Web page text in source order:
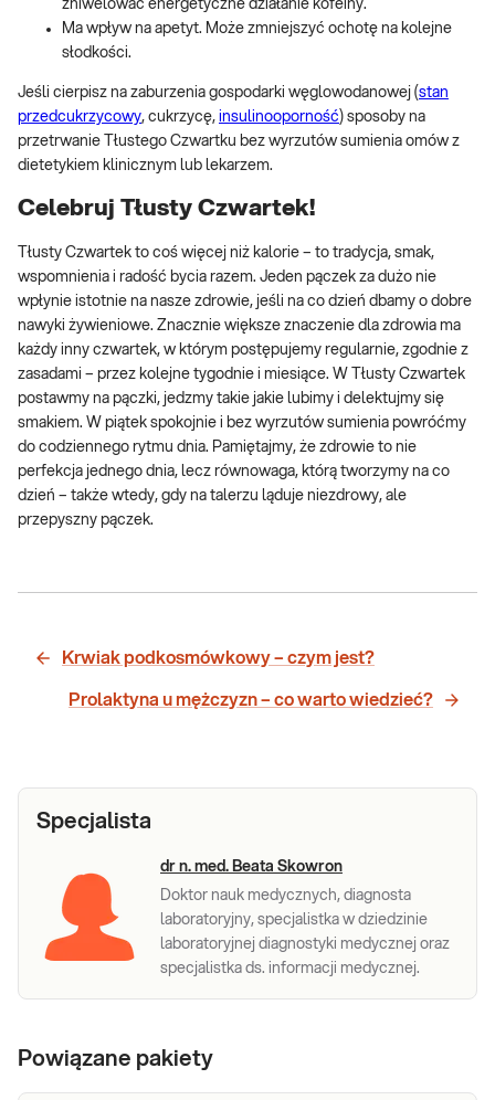
zniwelować energetyczne działanie kofeiny.
Ma wpływ na apetyt. Może zmniejszyć ochotę na kolejne
słodkości.
Jeśli cierpisz na zaburzenia gospodarki węglowodanowej (stan
przedcukrzycowy, cukrzycę, insulinooporność) sposoby na
przetrwanie Tłustego Czwartku bez wyrzutów sumienia omów z
dietetykiem klinicznym lub lekarzem.
Celebruj Tłusty Czwartek!
Tłusty Czwartek to coś więcej niż kalorie – to tradycja, smak,
wspomnienia i radość bycia razem. Jeden pączek za dużo nie
wpłynie istotnie na nasze zdrowie, jeśli na co dzień dbamy o dobre
nawyki żywieniowe. Znacznie większe znaczenie dla zdrowia ma
każdy inny czwartek, w którym postępujemy regularnie, zgodnie z
zasadami – przez kolejne tygodnie i miesiące. W Tłusty Czwartek
postawmy na pączki, jedzmy takie jakie lubimy i delektujmy się
smakiem. W piątek spokojnie i bez wyrzutów sumienia powróćmy
do codziennego rytmu dnia. Pamiętajmy, że zdrowie to nie
perfekcja jednego dnia, lecz równowaga, którą tworzymy na co
dzień – także wtedy, gdy na talerzu ląduje niezdrowy, ale
przepyszny pączek.
Krwiak podkosmówkowy – czym jest?
Prolaktyna u mężczyzn – co warto wiedzieć?
Specjalista
dr n. med. Beata Skowron
Doktor nauk medycznych, diagnosta
laboratoryjny, specjalistka w dziedzinie
laboratoryjnej diagnostyki medycznej oraz
specjalistka ds. informacji medycznej.
Powiązane pakiety